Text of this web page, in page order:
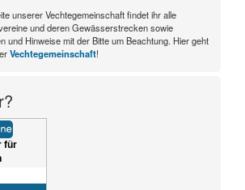
unserer Vechtegemeinschaft findet ihr alle
und deren Gewässerstrecken sowie
und Hinweise mit der Bitte um Beachtung. Hier geht
Vechtegemeinschaft!
für